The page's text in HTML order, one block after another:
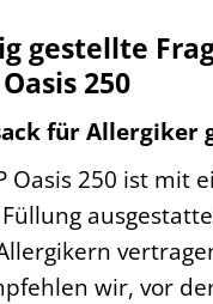
gestellte
250
für Allergiker
Oasis 250 ist mit
wir, vor